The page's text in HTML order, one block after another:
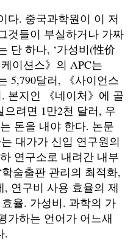
다. 중국과학원이 이 저
것들이 부실하거나 가짜
단 하나, ‘가성비(性价
이션스》의 APC는
5,790달러, 《사이언스
본지인 《네이처》에 골
려면 1만2천 달러, 우
돈을 내야 한다. 논문
대가가 신입 연구원의
연구소로 내려간 내부
술출판 관리의 최적화,
연구비 사용 효율의 제
율. 가성비. 과학의 가
가하는 언어가 어느새
.